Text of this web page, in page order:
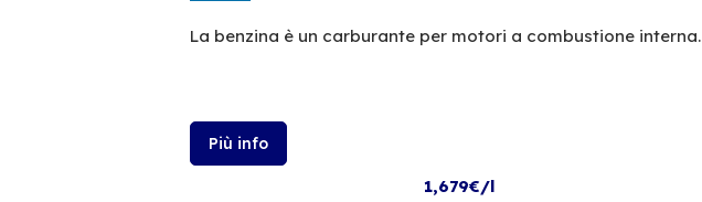
La benzina è un carburante per motori a combustione interna.
Più info
1,679€/l